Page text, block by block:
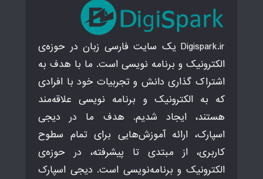
Digispark.ir یک سایت فارسی زبان در حوزه‌ی
الکترونیک و برنامه نویسی است. ما با هدف به
اشتراک گذاری دانش و تجربیات خود با افرادی
که به الکترونیک و برنامه نویسی علاقه‌مند
هستند، ایجاد شدیم. هدف ما در دیجی
اسپارک، ارائه آموزش‌هایی برای تمام سطوح
کاربری، از مبتدی تا پیشرفته، در حوزه‌ی
الکترونیک و برنامه‌نویسی است. دیجی اسپارک